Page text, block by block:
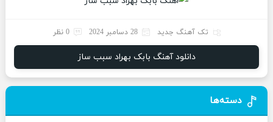
تک آهنگ جدید 28 دسامبر 2024 0 نظر
دانلود آهنگ بابک بهراد سبب ساز
دسته‌ها